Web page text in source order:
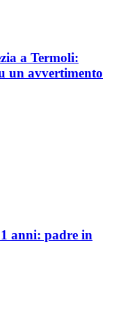
a Termoli:
un avvertimento
anni: padre in